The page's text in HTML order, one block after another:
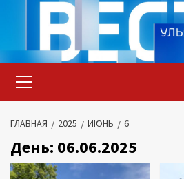
содержимому
меню
ГЛАВНАЯ 2025 ИЮНЬ 6
День: 06.06.2025